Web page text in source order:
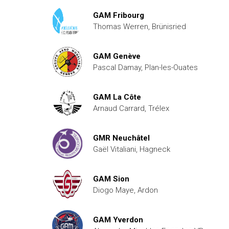
GAM Fribourg
Thomas Werren, Brünisried
GAM Genève
Pascal Damay, Plan-les-Ouates
GAM La Côte
Arnaud Carrard, Trélex
GMR Neuchâtel
Gaël Vitaliani, Hagneck
GAM Sion
Diogo Maye, Ardon
GAM Yverdon